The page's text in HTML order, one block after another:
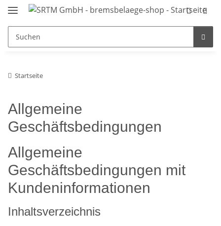
Startseite
Allgemeine
Geschäftsbedingungen
Allgemeine
Geschäftsbedingungen mit
Kundeninformationen
Inhaltsverzeichnis